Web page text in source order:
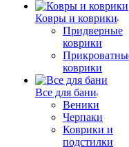
Ковры и коврики
Придверные
коврики
коврики
Все для бани
Веники
Черпаки
Коврики и
подстилки